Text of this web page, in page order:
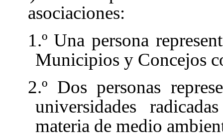
asociaciones:
1.º Una persona
Municipios y Concejos
2.º Dos personas
universidades
materia de medio